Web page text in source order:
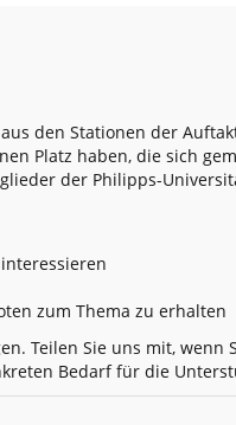
den Stationen der
Platz haben, die sich
der Philipps-
zum Thema zu erhalten
Teilen Sie uns mit, wenn
Bedarf für die